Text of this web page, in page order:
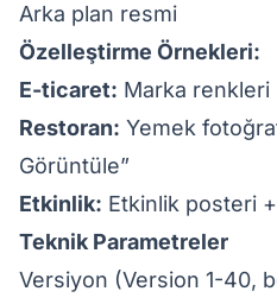
Arka plan resmi
Özelleştirme Örnekleri:
E-ticaret: Marka renkleri
Restoran: Yemek
Görüntüle”
Etkinlik: Etkinlik posteri
Teknik Parametreler
Versiyon (Version 1-40,